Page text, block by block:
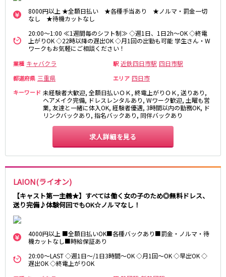
8000円以上 ★全額日払い ★各種手当あり ★ノルマ・罰金一切
なし ★待機カットなし
20:00～1:00 ≪1週間毎のシフト制≫ ◇週1日、1日2h～OK ◇終電
上がりOK ◇22時以降の遅出OK ◇月1回の出勤も可能 学生さん・W
ワークもお気軽にご相談ください！
業種 キャバクラ 駅 近鉄四日市駅 四日市駅
都道府県 三重県 エリア 四日市
キーワード 未経験者大歓迎, 全額日払いＯＫ, 終電上がりＯＫ, 送りあり,
ヘアメイク完備, ドレスレンタルあり, Wワーク歓迎, 土曜も営
業, 友達と一緒に体入OK, 経験者優遇, 3時間以内の勤務OK, ド
リンクバックあり, 指名バックあり, 同伴バックあり
求人詳細を見る
LAION(ライオン)
【キャスト第一主義★】すべては働く女の子のため◎無料ドレス、
送り完備♪体験何回でもOK☆ノルマなし！
4000円以上 ■全額日払いOK■各種バックあり■罰金・ノルマ・待
機カットなし■時給保証あり
20:00～LAST ◇週1日～/1日3時間～OK ◇月1回～OK ◇早出OK ◇
遅出OK ◇終電上がりOK